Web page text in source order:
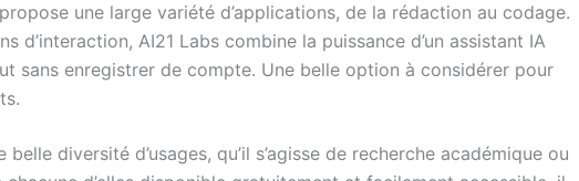
une large variété d’applications, de la rédaction au codage.
d’interaction, AI21 Labs combine la puissance d’un assistant IA
sans enregistrer de compte. Une belle option à considérer pour
diversité d’usages, qu’il s’agisse de recherche académique ou